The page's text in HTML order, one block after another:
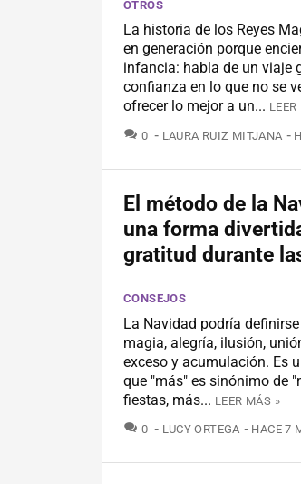
OTROS
La historia de los Reyes
en generación porque
infancia: habla de un viaje
confianza en lo que no se
ofrecer lo mejor a un...
0 COMENTARIOS
LAURA RUIZ MITJANA
El método de la
una forma
gratitud durante
CONSEJOS
La Navidad podría
magia, alegría, ilusión,
exceso y acumulación. Es
que "más" es sinónimo de
fiestas, más... LEER MÁS »
0 COMENTARIOS
LUCY ORTEGA HACE 7